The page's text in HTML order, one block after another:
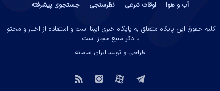
آب و هوا
اوقات شرعی نظرسنجی جستجوی پیشرفته
کلیه حقوق این پایگاه متعلق به پایگاه خبری ایبِنا است و استفاده از اخبار و محتوا
با ذکر منبع مجاز است.
طراحی و تولید ایران سامانه